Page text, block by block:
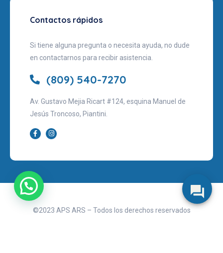
Contactos rápidos
Si tiene alguna pregunta o necesita ayuda, no dude
en contactarnos para recibir asistencia.
(809) 540-7270
Av. Gustavo Mejia Ricart #124, esquina Manuel de
Jesús Troncoso, Piantini.
©2023 APS ARS – Todos los derechos reservados